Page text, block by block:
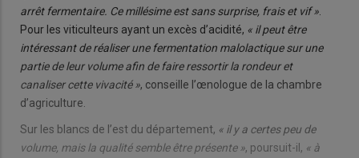
arrêt fermentaire. Ce millésime est sans surprise, frais et vif »
Pour les viticulteurs ayant un excès d’acidité, « il peut être
intéressant de réaliser une fermentation malolactique sur une
partie de leur volume afin de faire ressortir la rondeur et
canaliser cette vivacité », conseille l’œnologue de la chambre
d’agriculture.
Sur les blancs de l’est du département, « il y a certes peu de
volume, mais la qualité semble être présente », poursuit-il, « à